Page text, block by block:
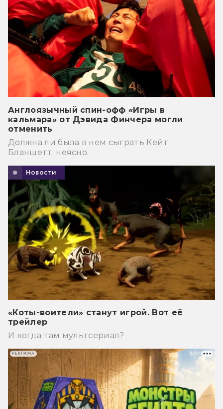
Англоязычный спин-офф «Игры в
кальмара» от Дэвида Финчера могли
отменить
Должна ли была в нем сыграть Кейт
Бланшетт, неясно.
Новости
«Коты-воители» станут игрой. Вот её
трейлер
И когда там мультсериал?
РЕКЛАМА